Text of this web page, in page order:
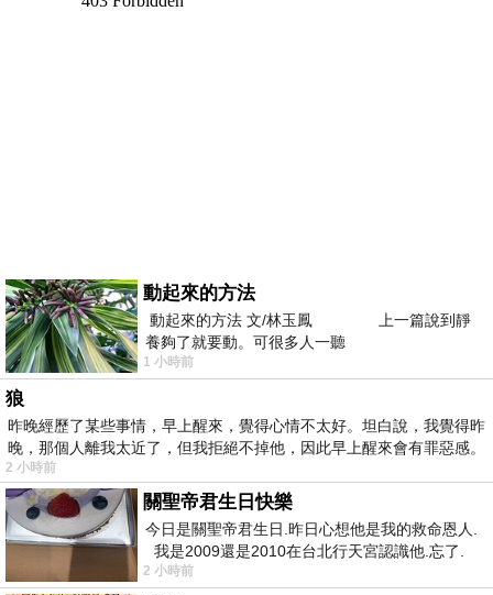
動起來的方法
動起來的方法 文/林玉鳳 上一篇說到靜
養夠了就要動。可很多人一聽
1 小時前
狼
昨晚經歷了某些事情，早上醒來，覺得心情不太好。坦白說，我覺得昨
晚，那個人離我太近了，但我拒絕不掉他，因此早上醒來會有罪惡感。
2 小時前
關聖帝君生日快樂
今日是關聖帝君生日.昨日心想他是我的救命恩人.
我是2009還是2010在台北行天宮認識他.忘了.
一個奇摩交友的網友學
2 小時前